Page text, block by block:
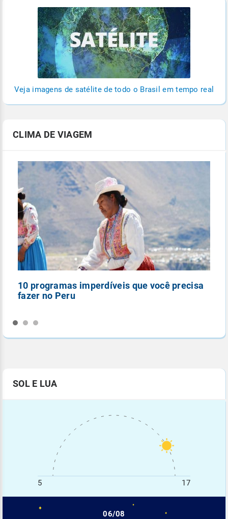
Veja imagens de satélite de todo o Brasil em tempo real
CLIMA DE VIAGEM
10 programas imperdíveis que você precisa
fazer no Peru
SOL E LUA
5 17
06/08